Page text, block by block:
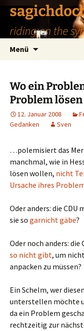
Zum
Inhalt
springen
riding on the
Menü
Wo ein
Problem lösen
12. Januar 2008
Gedanken
Sven
…polemisiert das
manchmal, wie in
lösen wollen, nicht
Ursache ihres
Oder anders: die
sie so garnicht gäbe?
Oder noch anders:
so nicht gibt, um
anpacken zu müssen?
Ein Schelm, wer
unterstellen möchte
da ein Problem
rechtzeitig zur